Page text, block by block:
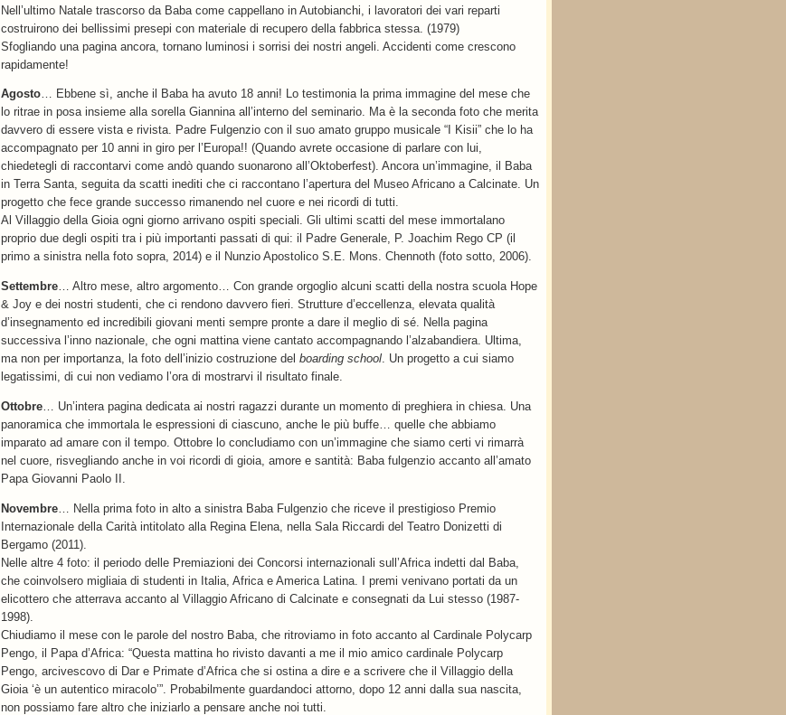
Nell’ultimo Natale trascorso da Baba come cappellano in Autobianchi, i lavoratori dei vari reparti
costruirono dei bellissimi presepi con materiale di recupero della fabbrica stessa. (1979)
Sfogliando una pagina ancora, tornano luminosi i sorrisi dei nostri angeli. Accidenti come crescono
rapidamente!
Agosto… Ebbene sì, anche il Baba ha avuto 18 anni! Lo testimonia la prima immagine del mese che
lo ritrae in posa insieme alla sorella Giannina all’interno del seminario. Ma è la seconda foto che merita
davvero di essere vista e rivista. Padre Fulgenzio con il suo amato gruppo musicale “I Kisii” che lo ha
accompagnato per 10 anni in giro per l’Europa!! (Quando avrete occasione di parlare con lui,
chiedetegli di raccontarvi come andò quando suonarono all’Oktoberfest). Ancora un’immagine, il Baba
in Terra Santa, seguita da scatti inediti che ci raccontano l’apertura del Museo Africano a Calcinate. Un
progetto che fece grande successo rimanendo nel cuore e nei ricordi di tutti.
Al Villaggio della Gioia ogni giorno arrivano ospiti speciali. Gli ultimi scatti del mese immortalano
proprio due degli ospiti tra i più importanti passati di qui: il Padre Generale, P. Joachim Rego CP (il
primo a sinistra nella foto sopra, 2014) e il Nunzio Apostolico S.E. Mons. Chennoth (foto sotto, 2006).
Settembre… Altro mese, altro argomento… Con grande orgoglio alcuni scatti della nostra scuola Hope
& Joy e dei nostri studenti, che ci rendono davvero fieri. Strutture d’eccellenza, elevata qualità
d’insegnamento ed incredibili giovani menti sempre pronte a dare il meglio di sé. Nella pagina
successiva l’inno nazionale, che ogni mattina viene cantato accompagnando l’alzabandiera. Ultima,
ma non per importanza, la foto dell’inizio costruzione del boarding school. Un progetto a cui siamo
legatissimi, di cui non vediamo l’ora di mostrarvi il risultato finale.
Ottobre… Un’intera pagina dedicata ai nostri ragazzi durante un momento di preghiera in chiesa. Una
panoramica che immortala le espressioni di ciascuno, anche le più buffe… quelle che abbiamo
imparato ad amare con il tempo. Ottobre lo concludiamo con un’immagine che siamo certi vi rimarrà
nel cuore, risvegliando anche in voi ricordi di gioia, amore e santità: Baba fulgenzio accanto all’amato
Papa Giovanni Paolo II.
Novembre… Nella prima foto in alto a sinistra Baba Fulgenzio che riceve il prestigioso Premio
Internazionale della Carità intitolato alla Regina Elena, nella Sala Riccardi del Teatro Donizetti di
Bergamo (2011).
Nelle altre 4 foto: il periodo delle Premiazioni dei Concorsi internazionali sull’Africa indetti dal Baba,
che coinvolsero migliaia di studenti in Italia, Africa e America Latina. I premi venivano portati da un
elicottero che atterrava accanto al Villaggio Africano di Calcinate e consegnati da Lui stesso (1987-
1998).
Chiudiamo il mese con le parole del nostro Baba, che ritroviamo in foto accanto al Cardinale Polycarp
Pengo, il Papa d’Africa: “Questa mattina ho rivisto davanti a me il mio amico cardinale Polycarp
Pengo, arcivescovo di Dar e Primate d’Africa che si ostina a dire e a scrivere che il Villaggio della
Gioia ‘è un autentico miracolo’”. Probabilmente guardandoci attorno, dopo 12 anni dalla sua nascita,
non possiamo fare altro che iniziarlo a pensare anche noi tutti.